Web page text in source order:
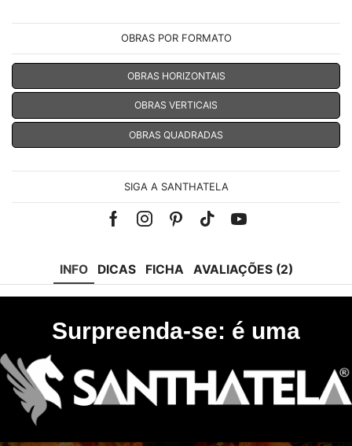
OBRAS POR FORMATO
OBRAS HORIZONTAIS
OBRAS VERTICAIS
OBRAS QUADRADAS
SIGA A SANTHATELA
FacebookInstagramPinterest
Tik-Youtube
INFO DICAS FICHA AVALIAÇÕES (2)
Surpreenda-se: é uma